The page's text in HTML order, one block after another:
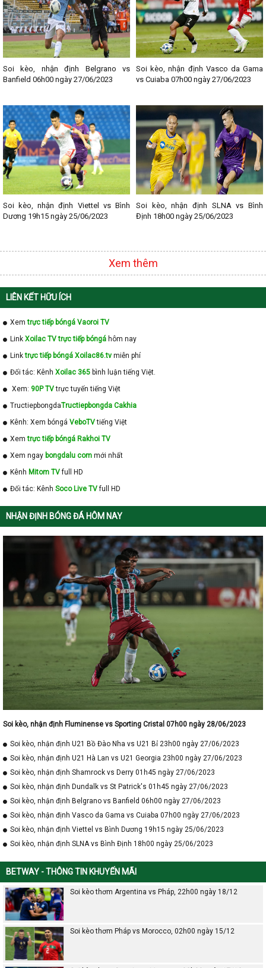
Soi kèo, nhận định Belgrano vs
Banfield 06h00 ngày 27/06/2023
Soi kèo, nhận định Vasco da Gama
vs Cuiaba 07h00 ngày 27/06/2023
Soi kèo, nhận định Viettel vs Bình
Dương 19h15 ngày 25/06/2023
Soi kèo, nhận định SLNA vs Bình
Định 18h00 ngày 25/06/2023
Xem thêm
LIÊN KẾT HỮU ÍCH
Xemtrực tiếp bóngá Vaoroi TV
Link Xoilac TV trực tiếp bóngá hôm nay
Linktrực tiếp bóngá Xoilac86.tv miễn phí
Đối tác: Kênh Xoilac 365 bình luận tiếng Việt.
Xem: 90P TVtrực tuyến tiếng Việt
TructiepbongdaTructiepbongda Cakhia
Kênh: Xem bóngá VeboTVtiếng Việt
Xemtrực tiếp bóngá Rakhoi TV
Xem ngay bongdalu com mới nhất
Kênh Mitom TVfull HD
Đối tác: Kênh Soco Live TVfull HD
NHẬN ĐỊNH BÓNG ĐÁ HÔM NAY
Soi kèo, nhận định Fluminense vs Sporting Cristal 07h00 ngày 28/06/2023
Soi kèo, nhận định U21 Bồ Đào Nha vs U21 Bỉ 23h00 ngày 27/06/2023
Soi kèo, nhận định U21 Hà Lan vs U21 Georgia 23h00 ngày 27/06/2023
Soi kèo, nhận định Shamrock vs Derry 01h45 ngày 27/06/2023
Soi kèo, nhận định Dundalk vs St Patrick's 01h45 ngày 27/06/2023
Soi kèo, nhận định Belgrano vs Banfield 06h00 ngày 27/06/2023
Soi kèo, nhận định Vasco da Gama vs Cuiaba 07h00 ngày 27/06/2023
Soi kèo, nhận định Viettel vs Bình Dương 19h15 ngày 25/06/2023
Soi kèo, nhận định SLNA vs Bình Định 18h00 ngày 25/06/2023
BETWAY - THÔNG TIN KHUYẾN MÃI
Soi kèo thơm Argentina vs Pháp, 22h00 ngày 18/12
Soi kèo thơm Pháp vs Morocco, 02h00 ngày 15/12